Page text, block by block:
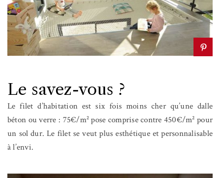
Le savez-vous ?
Le filet d’habitation est six fois moins cher qu’une dalle
béton ou verre : 75€/m² pose comprise contre 450€/m² pour
un sol dur. Le filet se veut plus esthétique et personnalisable
à l’envi.